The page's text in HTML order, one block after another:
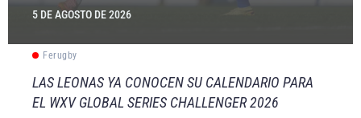
5 DE AGOSTO DE 2026
Ferugby
LAS LEONAS YA CONOCEN SU CALENDARIO PARA
EL WXV GLOBAL SERIES CHALLENGER 2026